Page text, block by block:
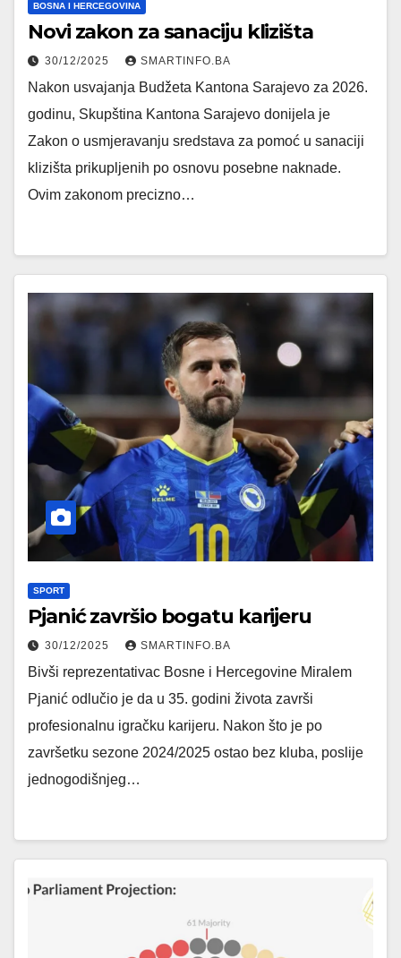
BOSNA I HERCEGOVINA
Novi zakon za sanaciju klizišta
30/12/2025 SMARTINFO.BA
Nakon usvajanja Budžeta Kantona Sarajevo za 2026.
godinu, Skupština Kantona Sarajevo donijela je
Zakon o usmjeravanju sredstava za pomoć u sanaciji
klizišta prikupljenih po osnovu posebne naknade.
Ovim zakonom precizno…
SPORT
Pjanić završio bogatu karijeru
30/12/2025 SMARTINFO.BA
Bivši reprezentativac Bosne i Hercegovine Miralem
Pjanić odlučio je da u 35. godini života završi
profesionalnu igračku karijeru. Nakon što je po
završetku sezone 2024/2025 ostao bez kluba, poslije
jednogodišnjeg…